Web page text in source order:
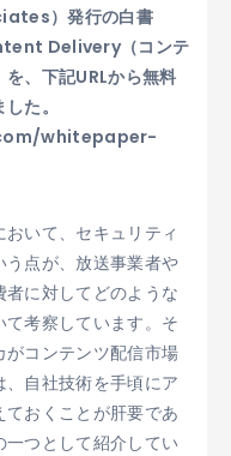
）発行の白書
Delivery（コンテ
、下記URLから無料
た。
whitepaper-
いて、セキュリティ
点が、放送事業者や
に対してどのような
考察しています。そ
コンテンツ配信市場
自社技術を手頃にア
おくことが肝要であ
つとして紹介してい